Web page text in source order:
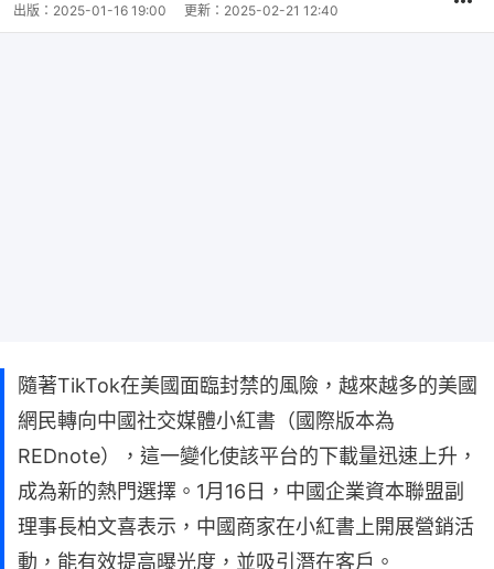
出版： 2025-01-16 19:00 更新： 2025-02-21 12:40
隨著TikTok在美國面臨封禁的風險，越來越多的美國
網民轉向中國社交媒體小紅書（國際版本為
REDnote），這一變化使該平台的下載量迅速上升，
成為新的熱門選擇。1月16日，中國企業資本聯盟副
理事長柏文喜表示，中國商家在小紅書上開展營銷活
動，能有效提高曝光度，並吸引潛在客戶。